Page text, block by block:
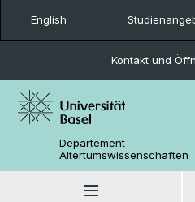
English
Kontakt und
Departement
Altertumswissenschaften